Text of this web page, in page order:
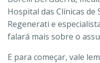
Hospital das Clínicas de
Regenerati e
falará mais sobre o
E para começar, vale